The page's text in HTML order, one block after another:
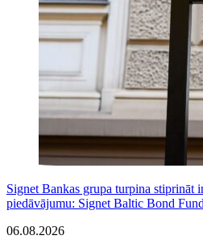
Signet Bankas grupa turpina stiprināt
piedāvājumu: Signet Baltic Bond
06.08.2026